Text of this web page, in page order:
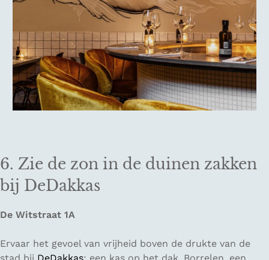
6. Zie de zon in de duinen zakken
bij DeDakkas
De Witstraat 1A
Ervaar het gevoel van vrijheid boven de drukte van de